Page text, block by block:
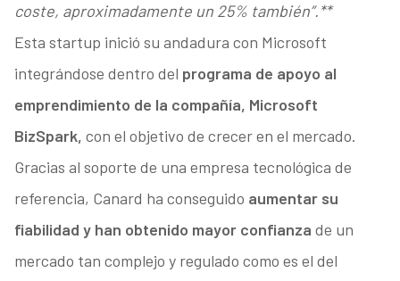
coste, aproximadamente un 25% también”.**
Esta startup inició su andadura con Microsoft
integrándose dentro del programa de apoyo al
emprendimiento de la compañía, Microsoft
BizSpark, con el objetivo de crecer en el mercado.
Gracias al soporte de una empresa tecnológica de
referencia, Canard ha conseguido aumentar su
fiabilidad y han obtenido mayor confianza de un
mercado tan complejo y regulado como es el del